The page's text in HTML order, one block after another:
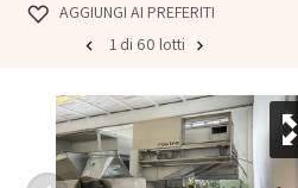
AGGIUNGI AI PREFERITI
1 di 60 lotti